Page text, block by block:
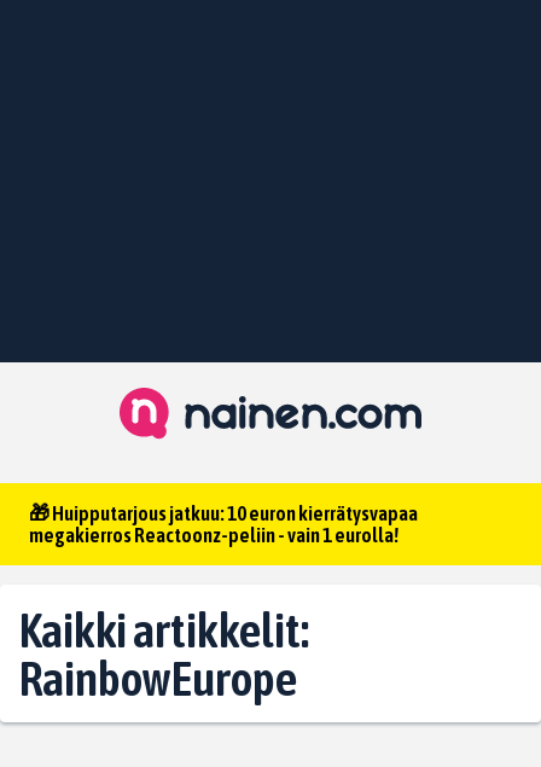
🎁 Huipputarjous jatkuu: 10 euron kierrätysvapaa
megakierros Reactoonz-peliin - vain 1 eurolla!
Kaikki artikkelit:
RainbowEurope